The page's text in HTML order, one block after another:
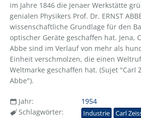
im Jahre 1846 die Jenaer Werkstätte
genialen Physikers Prof. Dr. ERNST
wissenschaftliche Grundlage für den
optischer Geräte geschaffen hat. Jena,
Abbe sind im Verlauf von mehr als
Einheit verschmolzen, die einen
Weltmarke geschaffen hat. (Sujet "Carl
Abbe").
Jahr:
1954
Schlagwörter:
Industrie Carl